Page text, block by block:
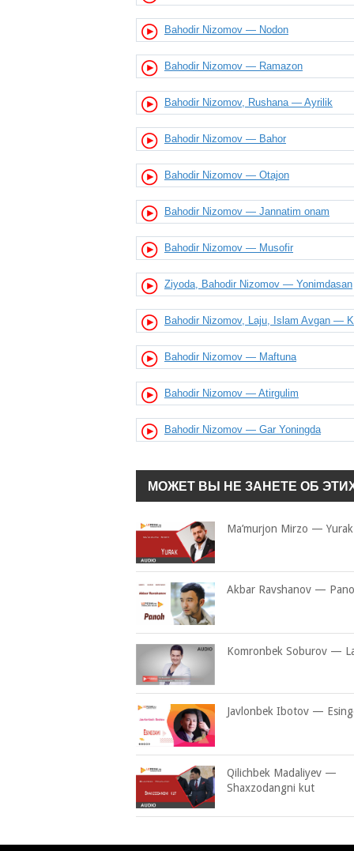
Bahodir Nizomov — Nodon
Bahodir Nizomov — Ramazon
Bahodir Nizomov, Rushana — Ayrilik
Bahodir Nizomov — Bahor
Bahodir Nizomov — Otajon
Bahodir Nizomov — Jannatim onam
Bahodir Nizomov — Musofir
Ziyoda, Bahodir Nizomov — Yonimdasan
Bahodir Nizomov, Laju, Islam Avgan —
Bahodir Nizomov — Maftuna
Bahodir Nizomov — Atirgulim
Bahodir Nizomov — Gar Yoningda
МОЖЕТ ВЫ НЕ ЗАНЕТЕ ОБ
Ma’murjon Mirzo — Yurak
Akbar Ravshanov —
Komronbek Soburov —
Javlonbek Ibotov —
Qilichbek Madaliyev —
Shaxzodangni kut